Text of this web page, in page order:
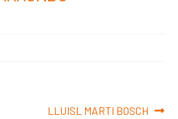
Siguiente:
LLUISL MARTI BOSCH